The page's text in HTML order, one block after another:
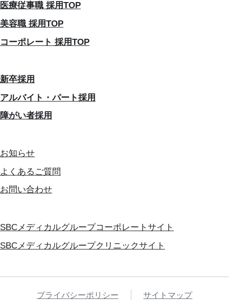
医療従事職 採用TOP
美容職 採用TOP
コーポレート 採用TOP
新卒採用
アルバイト・パート採用
障がい者採用
お知らせ
よくあるご質問
お問い合わせ
SBCメディカルグループコーポレートサイト
SBCメディカルグループクリニックサイト
プライバシーポリシー サイトマップ